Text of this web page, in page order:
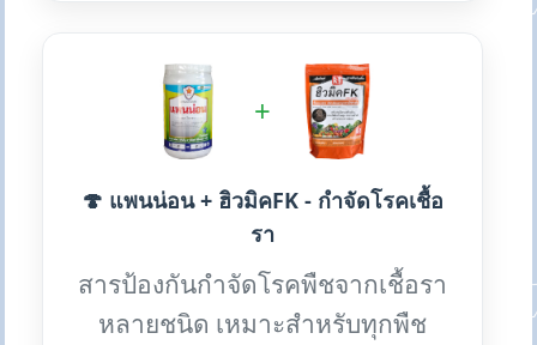
+
🍄 แพนน่อน + ฮิวมิคFK - กำจัดโรคเชื้อ
รา
สารป้องกันกำจัดโรคพืชจากเชื้อรา
หลายชนิด เหมาะสำหรับทุกพืช